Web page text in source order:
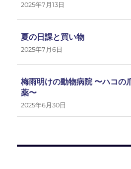
2025年7月13日
夏の日課と買い物
2025年7月6日
梅雨明けの動物病院 〜ハコの
薬〜
2025年6月30日